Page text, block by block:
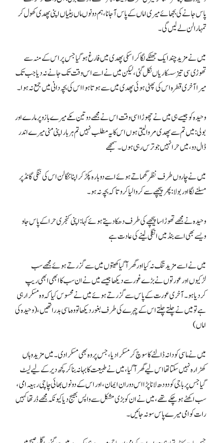
پاس جانے کی بجھائے میری اماں کے پاس آجانا، ہم دونوں ماں بیٹیاں اپنی پھدی کھول کر
تمہارا لن لے لیں گی۔
میں نے مزید چند ایک جھٹکے لگا کر اسکی پھدی میں فارغ ہوگیا جس پر اس کے منہ سے
تھوڑی سی تیز سسکاریاں نکل گئی، لیکن میں نے اسے اس وقت تک جانے نہ دیا جب تک
میرا آخری قطرہ اس کی پھٹی ہوئی پھدی میں سے ہوتا ہوا اس کی بچہ دانی میں جمع نہ ہوا۔
وحیدہ کو جیسے ہی میں نے چھوڑا اسی وقت اس نے مجھے دو تین مکے میرے بازو پر مارے اور
بولی: میں تم سے پھدی مروا لیتی ہوں اس کا یہ مطلب نہیں تم ہر بار اپنی منی میرے اندر
ڈال دو، میں حرا نہیں جو ترس رہی ہوں۔ سمجھے
میں نے چاروں طرف نظر گھماتے ہوئے اسے دوبارہ پکڑ کر اپنا ننگا لن اس کی ننگی گانڈ پر
مسلنے لگا اور بولا: پھر پیچھے سے کروا لیا کرو تاکہ بچہ نہ ہو۔
وحیدہ نے مجھے تھوڑا سا پیچھے کی طرف دھکا دیتے ہوئے کہا: اپنی کنجری حرا کے پاس جاو
ویسے بھی اسے بنڈ میں انگلی لینے کی عادت ہے
میں نے اسے مزید تنگ نہ کیا اور گھر آگیا کھیتوں میں سے گزرتے ہوئے مجھے سب
لڑکیوں اور عورتوں نے بڑے غور سے دیکھا جیسے میں نے ان سب کا ابھی ابھی ریپ
کردیا ہو۔ آخری عورت کے پاس سے گزرتے ہوئے میں نے محسوس کیا کہ وہ مسکرا رہی
ہے تو میں نے چلتے چلتے اس کے چہرے کی طرف بغور دیکھا تو وہ ماسی بدرا تھیں،(وحیدہ کی
اماں)
میں نے ماسی کو دانہ ڈالنے کا سوچ کر مسکرا دیا، جس پر وہ بھی مسکرا دی۔ میں مزید وہاں
کھڑا رہ نہیں سکتا تھا اس لیے گھر آگیا، میں نے طبیعت کا بہانہ بنا کر کچھ دیر کے لیے لیٹ
گیا جس پر باجی کو دودھ لانا پڑا اس دوران ایمان، اور اس کے دونوں بھائی چاچی ربیعہ امی،
سب اکھٹے ہوچکے تھے، میں نے ان کو بڑی مشکل سے واپس بھیج دیا کیونکہ مجھے ڈر تھا کہیں
رات کو امی میرے پاس سو نہ جائیں۔